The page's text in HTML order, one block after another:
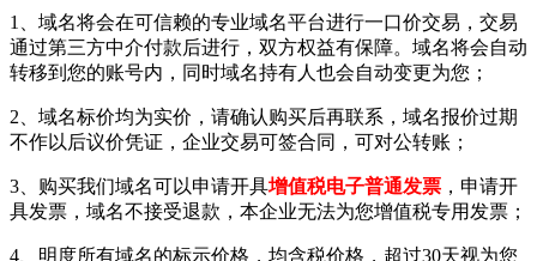
1、域名将会在可信赖的专业域名平台进行一口价交易，交易
通过第三方中介付款后进行，双方权益有保障。域名将会自动
转移到您的账号内，同时域名持有人也会自动变更为您；
2、域名标价均为实价，请确认购买后再联系，域名报价过期
不作以后议价凭证，企业交易可签合同，可对公转账；
3、购买我们域名可以申请开具增值税电子普通发票 ，申请开
具发票，域名不接受退款，本企业无法为您增值税专用发票；
4、明度所有域名的标示价格，均含税价格，超过30天视为您